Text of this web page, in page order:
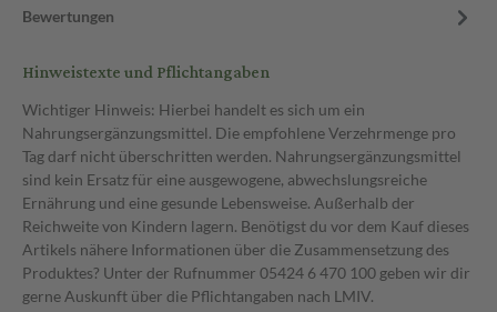
Bewertungen
Hinweistexte und Pflichtangaben
Wichtiger Hinweis: Hierbei handelt es sich um ein
Nahrungsergänzungsmittel. Die empfohlene Verzehrmenge pro
Tag darf nicht überschritten werden. Nahrungsergänzungsmittel
sind kein Ersatz für eine ausgewogene, abwechslungsreiche
Ernährung und eine gesunde Lebensweise. Außerhalb der
Reichweite von Kindern lagern. Benötigst du vor dem Kauf dieses
Artikels nähere Informationen über die Zusammensetzung des
Produktes? Unter der Rufnummer 05424 6 470 100 geben wir dir
gerne Auskunft über die Pflichtangaben nach LMIV.